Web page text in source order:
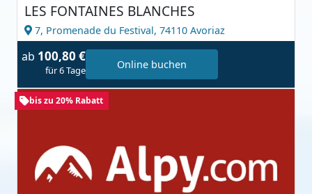
LES FONTAINES BLANCHES
7, Promenade du Festival, 74110 Avoriaz
ab 100,80 €
für 6 Tage Online buchen
bis zu 20% Rabatt